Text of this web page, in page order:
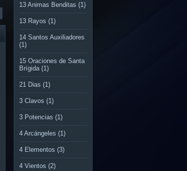
13 Animas Benditas (1)
13 Rayos (1)
14 Santos Auxiliadores
(1)
15 Oraciones de Santa
Brígida (1)
21 Dias (1)
3 Clavos (1)
3 Potencias (1)
4 Arcángeles (1)
4 Elementos (3)
4 Vientos (2)